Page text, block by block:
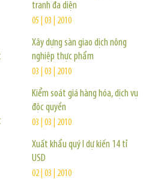
tranh đa diện
05 | 03 | 2010
Xây dựng sàn giao dịch nông
nghiệp thực phẩm
03 | 03 | 2010
Kiểm soát giá hàng hóa, dịch vụ
độc quyền
03 | 03 | 2010
Xuất khẩu quý I dự kiến 14 tỉ
USD
02 | 03 | 2010